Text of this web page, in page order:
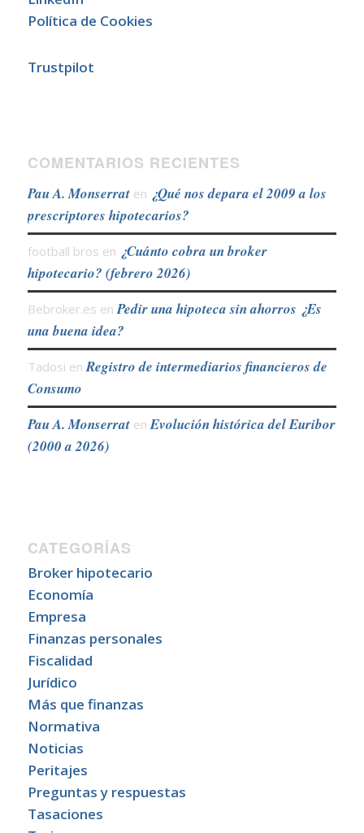
Política de Cookies
Trustpilot
COMENTARIOS RECIENTES
Pau A. Monserraten ¿Qué nos depara el 2009 a los
prescriptores hipotecarios?
football bros en ¿Cuánto cobra un broker
hipotecario? (febrero 2026)
Bebroker.es en Pedir una hipoteca sin ahorros ¿Es
una buena idea?
Tadosi en Registro de intermediarios financieros de
Consumo
Pau A. Monserraten Evolución histórica del Euribor
(2000 a 2026)
CATEGORÍAS
Broker hipotecario
Economía
Empresa
Finanzas personales
Fiscalidad
Jurídico
Más que finanzas
Normativa
Noticias
Peritajes
Preguntas y respuestas
Tasaciones